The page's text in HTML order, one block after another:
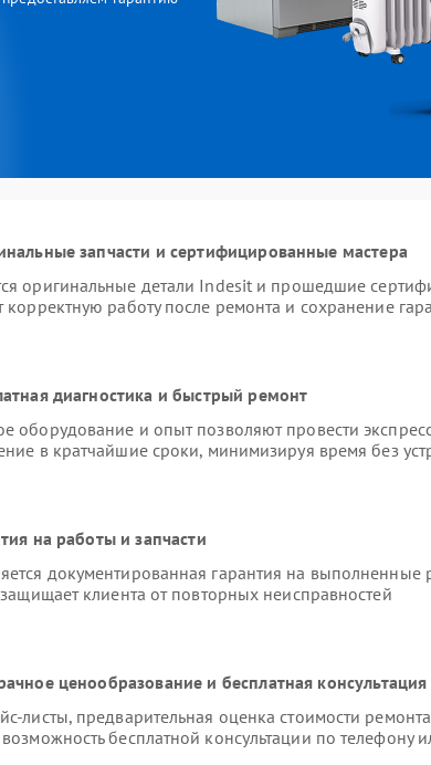
запчасти и сертифицированные мастера
оригинальные детали Indesit и прошедшие
корректную работу после ремонта и сохранение
диагностика и быстрый ремонт
оборудование и опыт позволяют провести
в кратчайшие сроки, минимизируя время без
на работы и запчасти
документированная гарантия на выполненные
клиента от повторных неисправностей
ценообразование и бесплатная консультация
листы, предварительная оценка стоимости
бесплатной консультации по телефону